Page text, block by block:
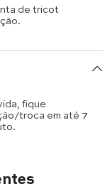
de tricot
fique
troca em até 7